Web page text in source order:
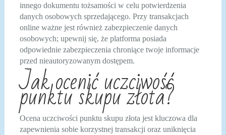
innego dokumentu tożsamości w celu potwierdzenia
danych osobowych sprzedającego. Przy transakcjach
online ważne jest również zabezpieczenie danych
osobowych; upewnij się, że platforma posiada
odpowiednie zabezpieczenia chroniące twoje informacje
przed nieautoryzowanym dostępem.
Jak ocenić uczciwość
punktu skupu złota?
Ocena uczciwości punktu skupu złota jest kluczowa dla
zapewnienia sobie korzystnej transakcji oraz uniknięcia